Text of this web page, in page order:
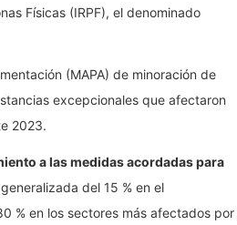
Físicas (IRPF), el denominado
(MAPA) de minoración de
excepcionales que afectaron
2023.
a las medidas acordadas para
del 15 % en el
% en los sectores más afectados por